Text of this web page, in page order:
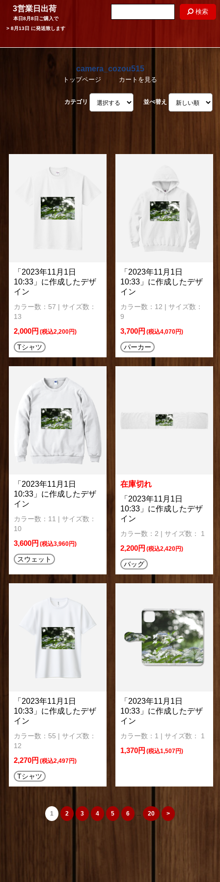
3営業日出荷
本日8月8日 ご購入で
> 8月13日 に発送致します
検索
camera_cozou515
トップページ カートを見る
カテゴリ 並べ替え
「2023年11月1日
10:33」に作成したデザ
イン
カラー数：57 | サイズ数：
13
2,000円 (税込2,200円)
Tシャツ
「2023年11月1日
10:33」に作成したデザ
イン
カラー数：12 | サイズ数：
9
3,700円 (税込4,070円)
パーカー
「2023年11月1日
10:33」に作成したデザ
イン
カラー数：11 | サイズ数：
10
3,600円 (税込3,960円)
スウェット
在庫切れ
「2023年11月1日
10:33」に作成したデザ
イン
カラー数：2 | サイズ数： 1
2,200円 (税込2,420円)
バッグ
「2023年11月1日
10:33」に作成したデザ
イン
カラー数：55 | サイズ数：
12
2,270円 (税込2,497円)
Tシャツ
「2023年11月1日
10:33」に作成したデザ
イン
カラー数：1 | サイズ数： 1
1,370円 (税込1,507円)
1 2 3 4 5 6 ... 20 >